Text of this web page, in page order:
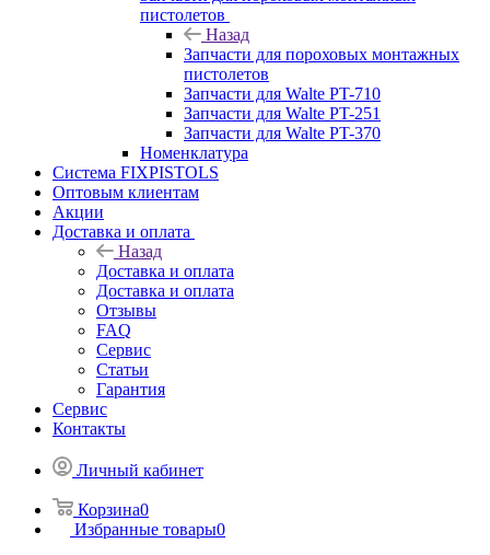
пистолетов
Назад
Запчасти для пороховых монтажных
пистолетов
Запчасти для Walte PT-710
Запчасти для Walte PT-251
Запчасти для Walte PT-370
Номенклатура
Система FIXPISTOLS
Оптовым клиентам
Акции
Доставка и оплата
Назад
Доставка и оплата
Доставка и оплата
Отзывы
FAQ
Сервис
Статьи
Гарантия
Сервис
Контакты
Личный кабинет
Корзина0
Избранные товары0